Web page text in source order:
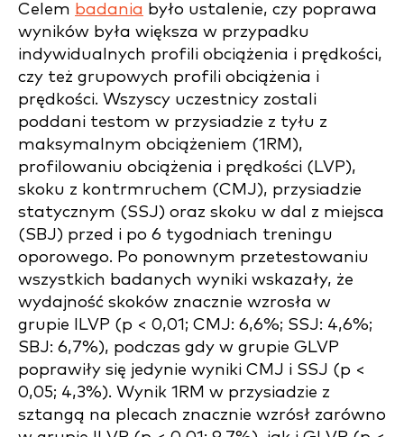
Celem badania było ustalenie, czy poprawa
wyników była większa w przypadku
indywidualnych profili obciążenia i prędkości,
czy też grupowych profili obciążenia i
prędkości. Wszyscy uczestnicy zostali
poddani testom w przysiadzie z tyłu z
maksymalnym obciążeniem (1RM),
profilowaniu obciążenia i prędkości (LVP),
skoku z kontrmruchem (CMJ), przysiadzie
statycznym (SSJ) oraz skoku w dal z miejsca
(SBJ) przed i po 6 tygodniach treningu
oporowego. Po ponownym przetestowaniu
wszystkich badanych wyniki wskazały, że
wydajność skoków znacznie wzrosła w
grupie ILVP (p < 0,01; CMJ: 6,6%; SSJ: 4,6%;
SBJ: 6,7%), podczas gdy w grupie GLVP
poprawiły się jedynie wyniki CMJ i SSJ (p <
0,05; 4,3%). Wynik 1RM w przysiadzie z
sztangą na plecach znacznie wzrósł zarówno